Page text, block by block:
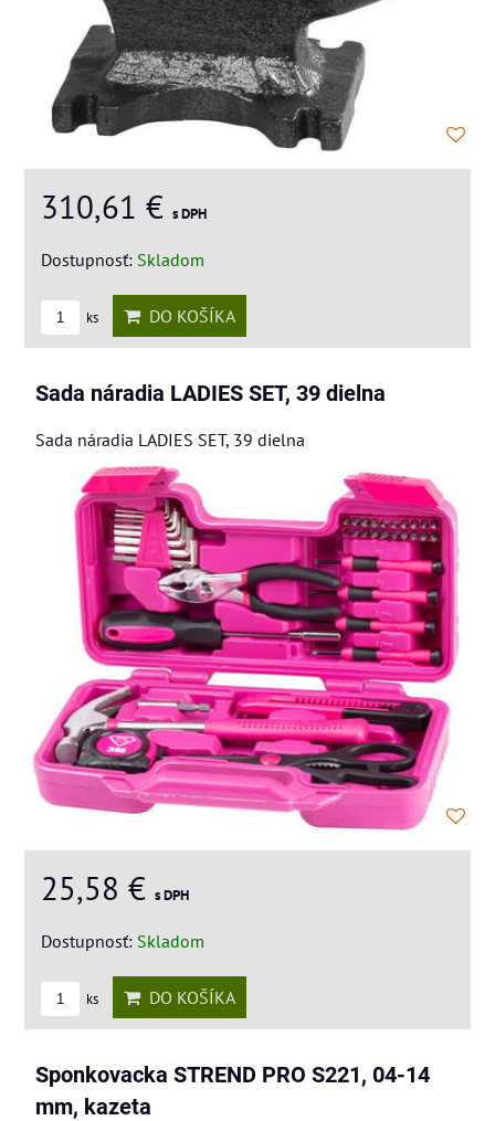
310,61 € s DPH
Dostupnosť: Skladom
ks DO KOŠÍKA
Sada náradia LADIES SET, 39 dielna
Sada náradia LADIES SET, 39 dielna
25,58 € s DPH
Dostupnosť: Skladom
ks DO KOŠÍKA
Sponkovacka STREND PRO S221, 04-14
mm, kazeta